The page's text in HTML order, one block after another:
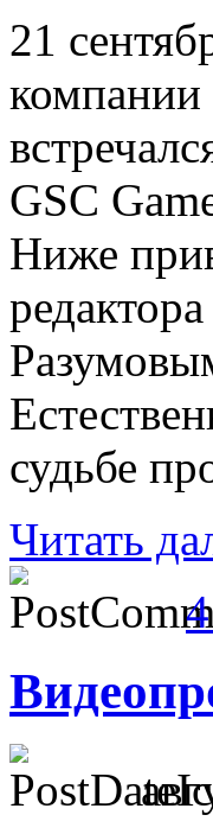
21
GSC
Ниже
судьбе
Читать